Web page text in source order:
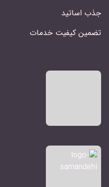
جذب اساتید
تضمین کیفیت خدمات